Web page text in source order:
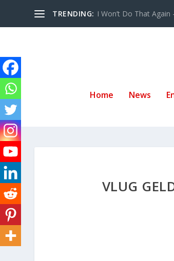
TRENDING: I Won’t Do That Again
Home News
VLUG